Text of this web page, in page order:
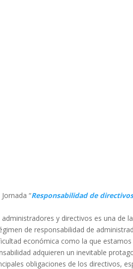
“Responsabilidad de
y directivos es una de
de responsabilidad de
económica como la que
adquieren un inevitable
obligaciones de los directivos,